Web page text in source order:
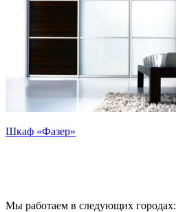
Шкаф «Фазер»
Мы работаем в следующих городах: